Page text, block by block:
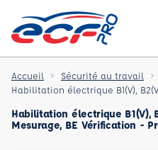
Accueil
Sécurité au travail
Habilitation électrique B1(V),
Mesurage, BE Vérification -